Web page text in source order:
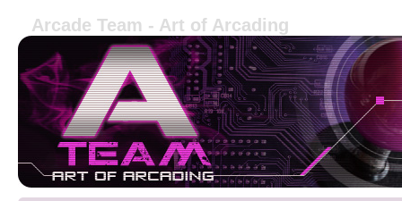
Arcade Team - Art of Arcading